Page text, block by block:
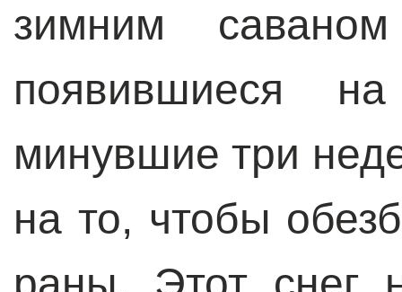
зимним
появившиеся
минувшие три
на то, чтобы